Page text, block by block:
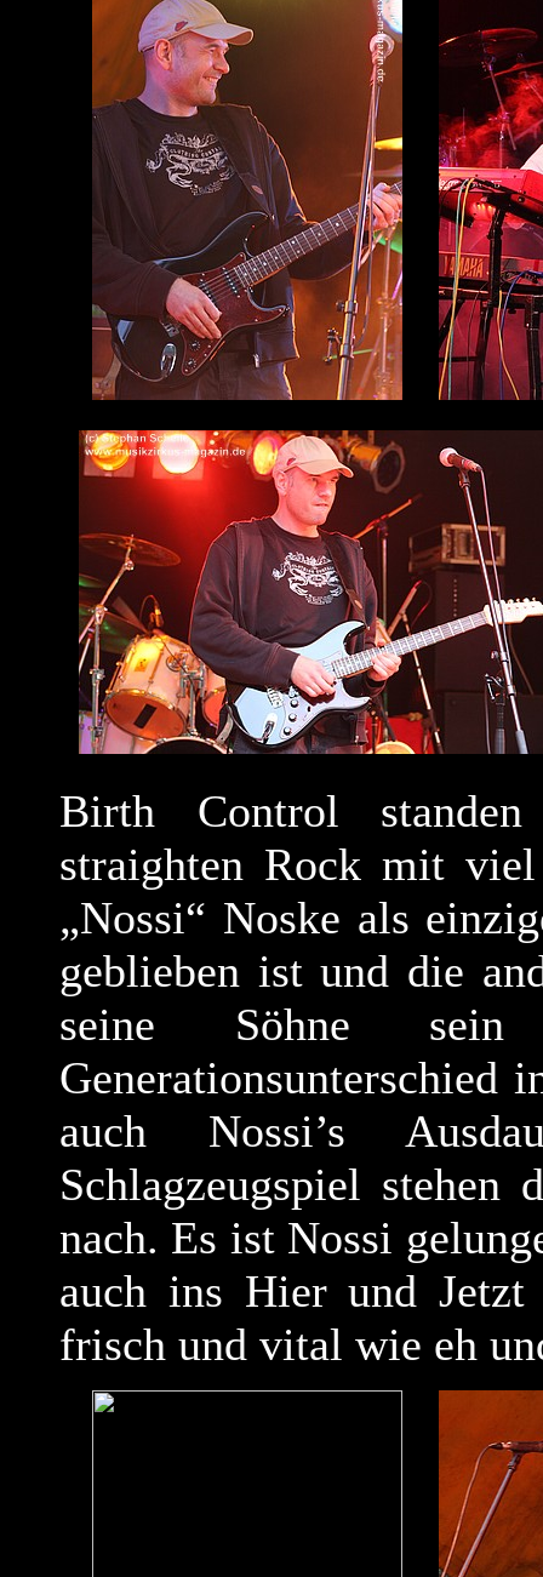
Birth Control
straighten Rock mit
„Nossi“ Noske als
geblieben ist und die
seine Söhne
Generationsunterschied
auch Nossi’s
Schlagzeugspiel
nach. Es ist Nossi
auch ins Hier und Jetzt
frisch und vital wie eh